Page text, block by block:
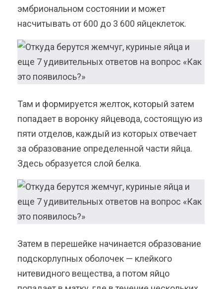
эмбриональном состоянии и может
насчитывать от 600 до 3 600 яйцеклеток.
Там и формируется желток, который затем
попадает в воронку яйцевода, состоящую из
пяти отделов, каждый из которых отвечает
за образование определенной части яйца.
Здесь образуется слой белка.
Затем в перешейке начинается образование
подскорлупных оболочек — клейкого
нитевидного вещества, а потом яйцо